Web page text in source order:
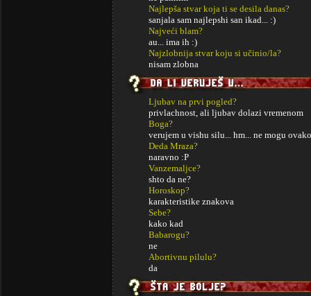
Najlepša stvar koja ti se desila danas?
sanjala sam najlepshi san ikad... :)
Najveći blam?
au... ima ih :)
Najzlobnija stvar koju si učinio/la?
nisam zlobna
Ljubav na prvi pogled?
privlachnost, ali ljubav dolazi vremenom
Boga?
verujem u vishu silu... hm... ne mogu
Deda Mraza?
naravno :P
Vanzemaljce?
shto da ne?
Horoskop?
karakteristike znakova
Sebe?
kako kad
Babarogu?
ne
Abortivnu pilulu?
da